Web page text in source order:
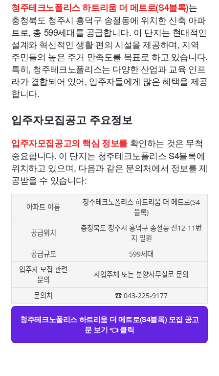
청주테크노폴리스 하트리움 더 메트로(S4블록)는
충청북도 청주시 흥덕구 송절동에 위치한 신축 아파
트로, 총 599세대를 공급합니다. 이 단지는 현대적인
설계와 혁신적인 생활 편의 시설을 제공하며, 지역
주민들의 높은 주거 만족도를 목표로 하고 있습니다.
특히, 청주테크노폴리스는 다양한 산업과 교육 인프
라가 결합되어 있어, 입주자들에게 많은 혜택을 제공
합니다.
입주자모집공고 주요정보
입주자모집공고의 핵심 정보를 확인하는 것은 무척
중요합니다. 이 단지는 청주테크노폴리스 S4블록에
위치하고 있으며, 다음과 같은 문의처에서 정보를 제
공받을 수 있습니다:
아파트 이름
청주테크노폴리스 하트리움 더 메트로(S4
블록)
공급위치
충청북도 청주시 흥덕구 송절동 산12-11번
지 일원
공급규모
599세대
입주자 모집 관련
문의
사업주체 또는 분양사무실로 문의
문의처 ☎ 043-225-9177
청주테크노폴리스 하트리움 더 메트로(S4블록) 모집 공고
문 보기 👈 클릭